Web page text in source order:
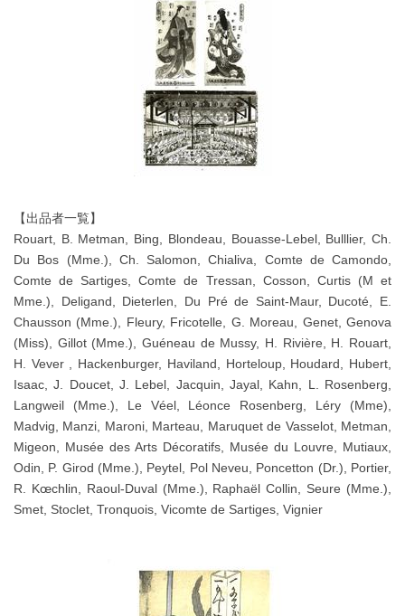
【出品者一覧】
Rouart, B. Metman, Bing, Blondeau, Bouasse-Lebel, Bulllier, Ch.
Du Bos (Mme.), Ch. Salomon, Chialiva, Comte de Camondo,
Comte de Sartiges, Comte de Tressan, Cosson, Curtis (M et
Mme.), Deligand, Dieterlen, Du Pré de Saint-Maur, Ducoté, E.
Chausson (Mme.), Fleury, Fricotelle, G. Moreau, Genet, Genova
(Miss), Gillot (Mme.), Guéneau de Mussy, H. Rivière, H. Rouart,
H. Vever , Hackenburger, Haviland, Horteloup, Houdard, Hubert,
Isaac, J. Doucet, J. Lebel, Jacquin, Jayal, Kahn, L. Rosenberg,
Langweil (Mme.), Le Véel, Léonce Rosenberg, Léry (Mme),
Madvig, Manzi, Maroni, Marteau, Maruquet de Vasselot, Metman,
Migeon, Musée des Arts Décoratifs, Musée du Louvre, Mutiaux,
Odin, P. Girod (Mme.), Peytel, Pol Neveu, Poncetton (Dr.), Portier,
R. Kœchlin, Raoul-Duval (Mme.), Raphaël Collin, Seure (Mme.),
Smet, Stoclet, Tronquois, Vicomte de Sartiges, Vignier